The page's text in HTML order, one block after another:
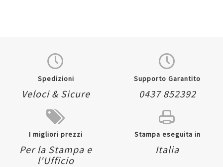
Spedizioni
Veloci & Sicure
Supporto Garantito
0437 852392
I migliori prezzi
Per la Stampa e
l'Ufficio
Stampa eseguita in
Italia